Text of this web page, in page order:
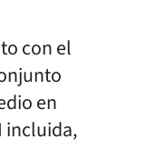
con el
en
incluida,